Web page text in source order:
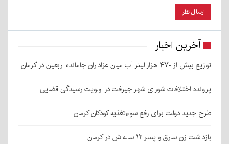
آخرین اخبار
توزیع بیش از ۴۷۰ هزار لیتر آب میان عزاداران جامانده اربعین در کرمان
پرونده اختلافات شورای شهر جیرفت در اولویت رسیدگی قضایی
طرح جدید دولت برای رفع سوءتغذیه کودکان کرمان
بازداشت زن سارق و پسر ۱۲ ساله‌اش در کرمان